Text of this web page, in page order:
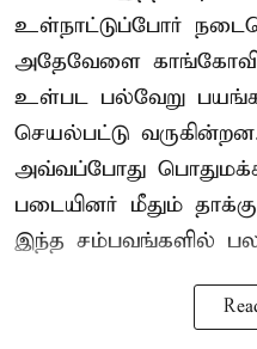
உள்நாட்டுப்போர்
அதேவேளை
உள்பட பல்வேறு
செயல்பட்டு
அவ்வப்போது
படையினர் மீதும்
இந்த சம்பவங்களில்